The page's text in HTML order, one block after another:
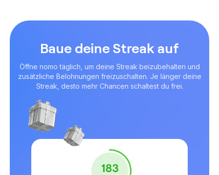
Baue deine Streak auf
Öffne nomo täglich, um deine Streak beizubehalten und
zusätzliche Belohnungen freizuschalten. Je länger deine
Streak, desto mehr Chancen schaltest du frei.